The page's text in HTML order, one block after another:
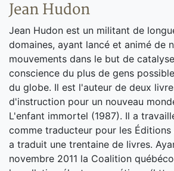
Jean Hudon
Jean Hudon est un militant de
domaines, ayant lancé et animé de
mouvements dans le but de
conscience du plus de gens
du globe. Il est l'auteur de deux
d'instruction pour un nouveau
L'enfant immortel (1987). Il a
comme traducteur pour les Éditions
a traduit une trentaine de livres.
novembre 2011 la Coalition